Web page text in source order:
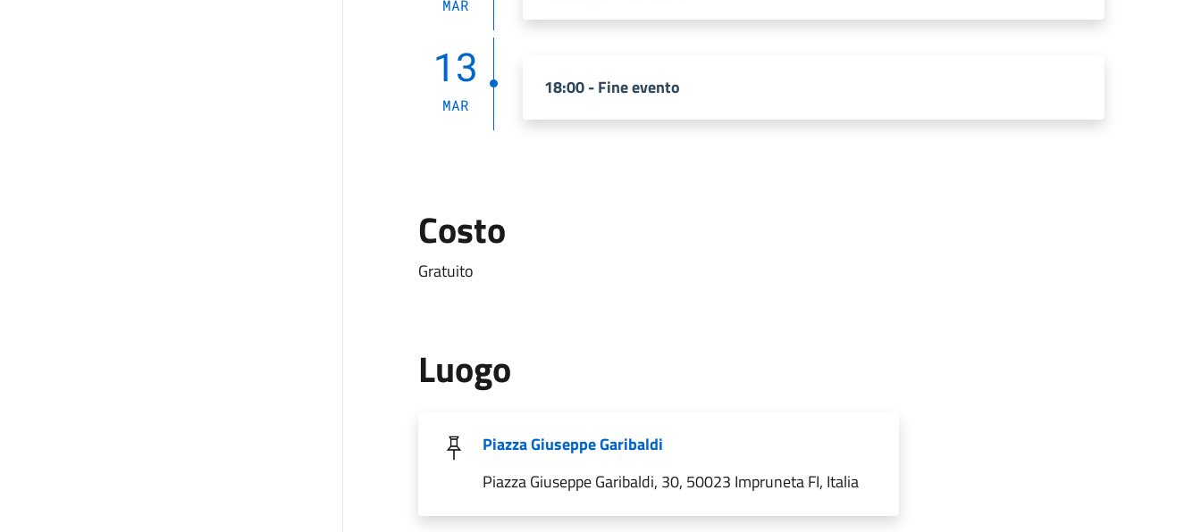
MAR
13
MAR
18:00 - Fine evento
Costo
Gratuito
Luogo
Piazza Giuseppe Garibaldi
Piazza Giuseppe Garibaldi, 30, 50023 Impruneta FI, Italia